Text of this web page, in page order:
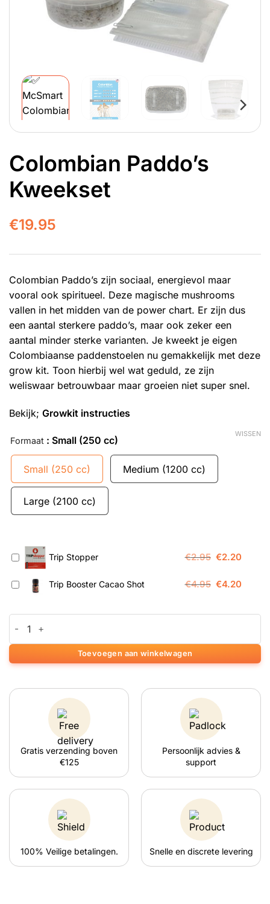
Colombian Paddo’s
Kweekset
€19.95
Colombian Paddo’s zijn sociaal, energievol maar
vooral ook spiritueel. Deze magische mushrooms
vallen in het midden van de power chart. Er zijn dus
een aantal sterkere paddo’s, maar ook zeker een
aantal minder sterke varianten. Je kweekt je eigen
Colombiaanse paddenstoelen nu gemakkelijk met deze
grow kit. Toon hierbij wel wat geduld, ze zijn
weliswaar betrouwbaar maar groeien niet super snel.
Bekijk; Growkit instructies
Formaat : Small (250 cc)
Small (250 cc) Medium (1200 cc)
Large (2100 cc)
WISSEN
Trip Stopper €2.95
was:
€2.20
is:
Trip Booster Cacao Shot €4.95
was:
€4.20
is:
Toevoegen aan winkelwagen
Gratis verzending boven
€125
Persoonlijk advies &
support
100% Veilige betalingen. Snelle en discrete levering